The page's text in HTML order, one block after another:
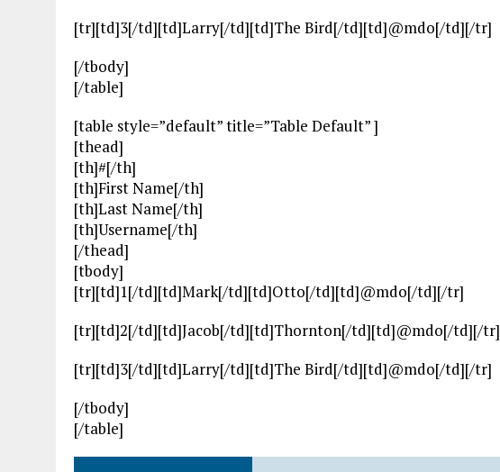
[tr][td]3[/td][td]Larry[/td][td]The Bird[/td][td]@mdo[/td][/tr]
[/tbody]
[/table]
[table style=”default” title=”Table Default” ]
[thead]
[th]#[/th]
[th]First Name[/th]
[th]Last Name[/th]
[th]Username[/th]
[/thead]
[tbody]
[tr][td]1[/td][td]Mark[/td][td]Otto[/td][td]@mdo[/td][/tr]
[tr][td]2[/td][td]Jacob[/td][td]Thornton[/td][td]@mdo[/td][/tr]
[tr][td]3[/td][td]Larry[/td][td]The Bird[/td][td]@mdo[/td][/tr]
[/tbody]
[/table]